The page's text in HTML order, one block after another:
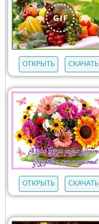
ОТКРЫТЬ
СКАЧАТЬ
ОТКРЫТЬ СКАЧАТЬ